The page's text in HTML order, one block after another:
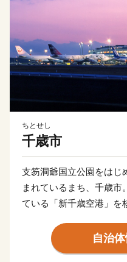
ちとせし
千歳市
支笏洞爺国立公園をはじ
まれているまち、千歳市
ている「新千歳空港」を
ます。 また、市内11カ
が立地しているほか、石
自治